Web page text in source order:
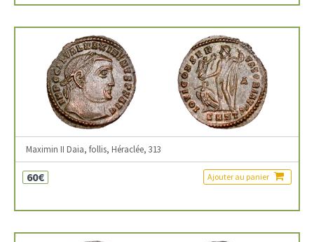
Maximin II Daia, follis, Héraclée, 313
60€ Ajouter au panier